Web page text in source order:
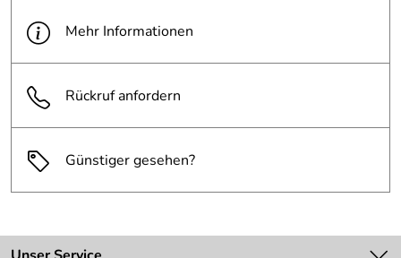
Hinweis
Produktbilder:
stellt keine verbindliche
beachten Sie die
Textbeschreibung.
Gewicht:
318 g
Mehr Informationen
Rückruf anfordern
Günstiger gesehen?